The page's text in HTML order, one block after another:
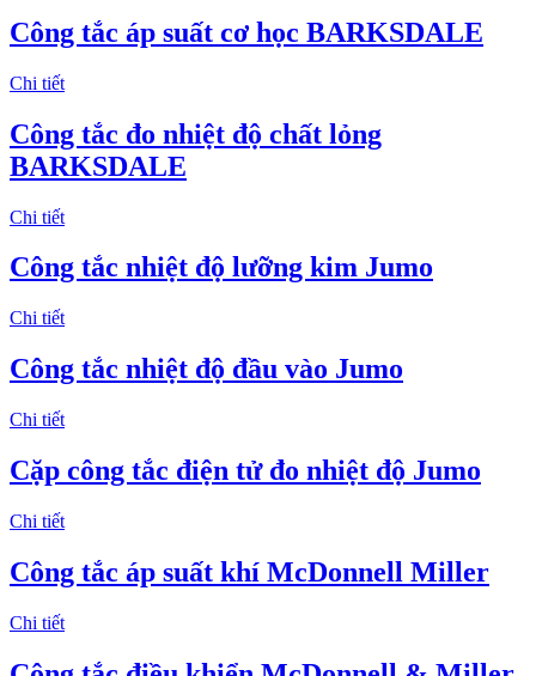
Công tắc áp suất cơ học BARKSDALE
Chi tiết
Công tắc đo nhiệt độ chất lỏng
BARKSDALE
Chi tiết
Công tắc nhiệt độ lưỡng kim Jumo
Chi tiết
Công tắc nhiệt độ đầu vào Jumo
Chi tiết
Cặp công tắc điện tử đo nhiệt độ Jumo
Chi tiết
Công tắc áp suất khí McDonnell Miller
Chi tiết